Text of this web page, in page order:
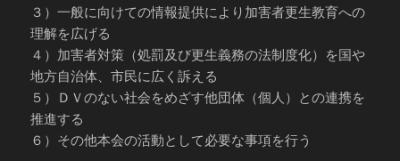
３）一般に向けての情報提供により加害者更生教育への
理解を広げる
４）加害者対策（処罰及び更生義務の法制度化）を国や
地方自治体、市民に広く訴える
５）ＤＶのない社会をめざす他団体（個人）との連携を
推進する
６）その他本会の活動として必要な事項を行う